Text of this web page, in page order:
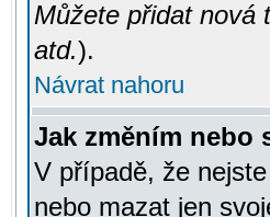
Můžete přidat nová
atd.).
Návrat nahoru
Jak změním nebo
V případě, že
nebo mazat jen